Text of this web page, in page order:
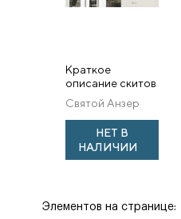
Краткое
описание скитов
Анзера. Альбом.
Святой Анзер
НЕТ В
НАЛИЧИИ
Элементов на странице: